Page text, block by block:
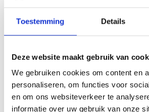
Toestemming Details
Deze website maakt gebruik van
We gebruiken cookies om content en
personaliseren, om functies voor
en om ons websiteverkeer te
informatie over uw gebruik van onze
Kapbeugels DIN3567 (stel) model C
1 x = 1
Artikel Nr.
295.22.0027
27
30 x 5 RVS-304